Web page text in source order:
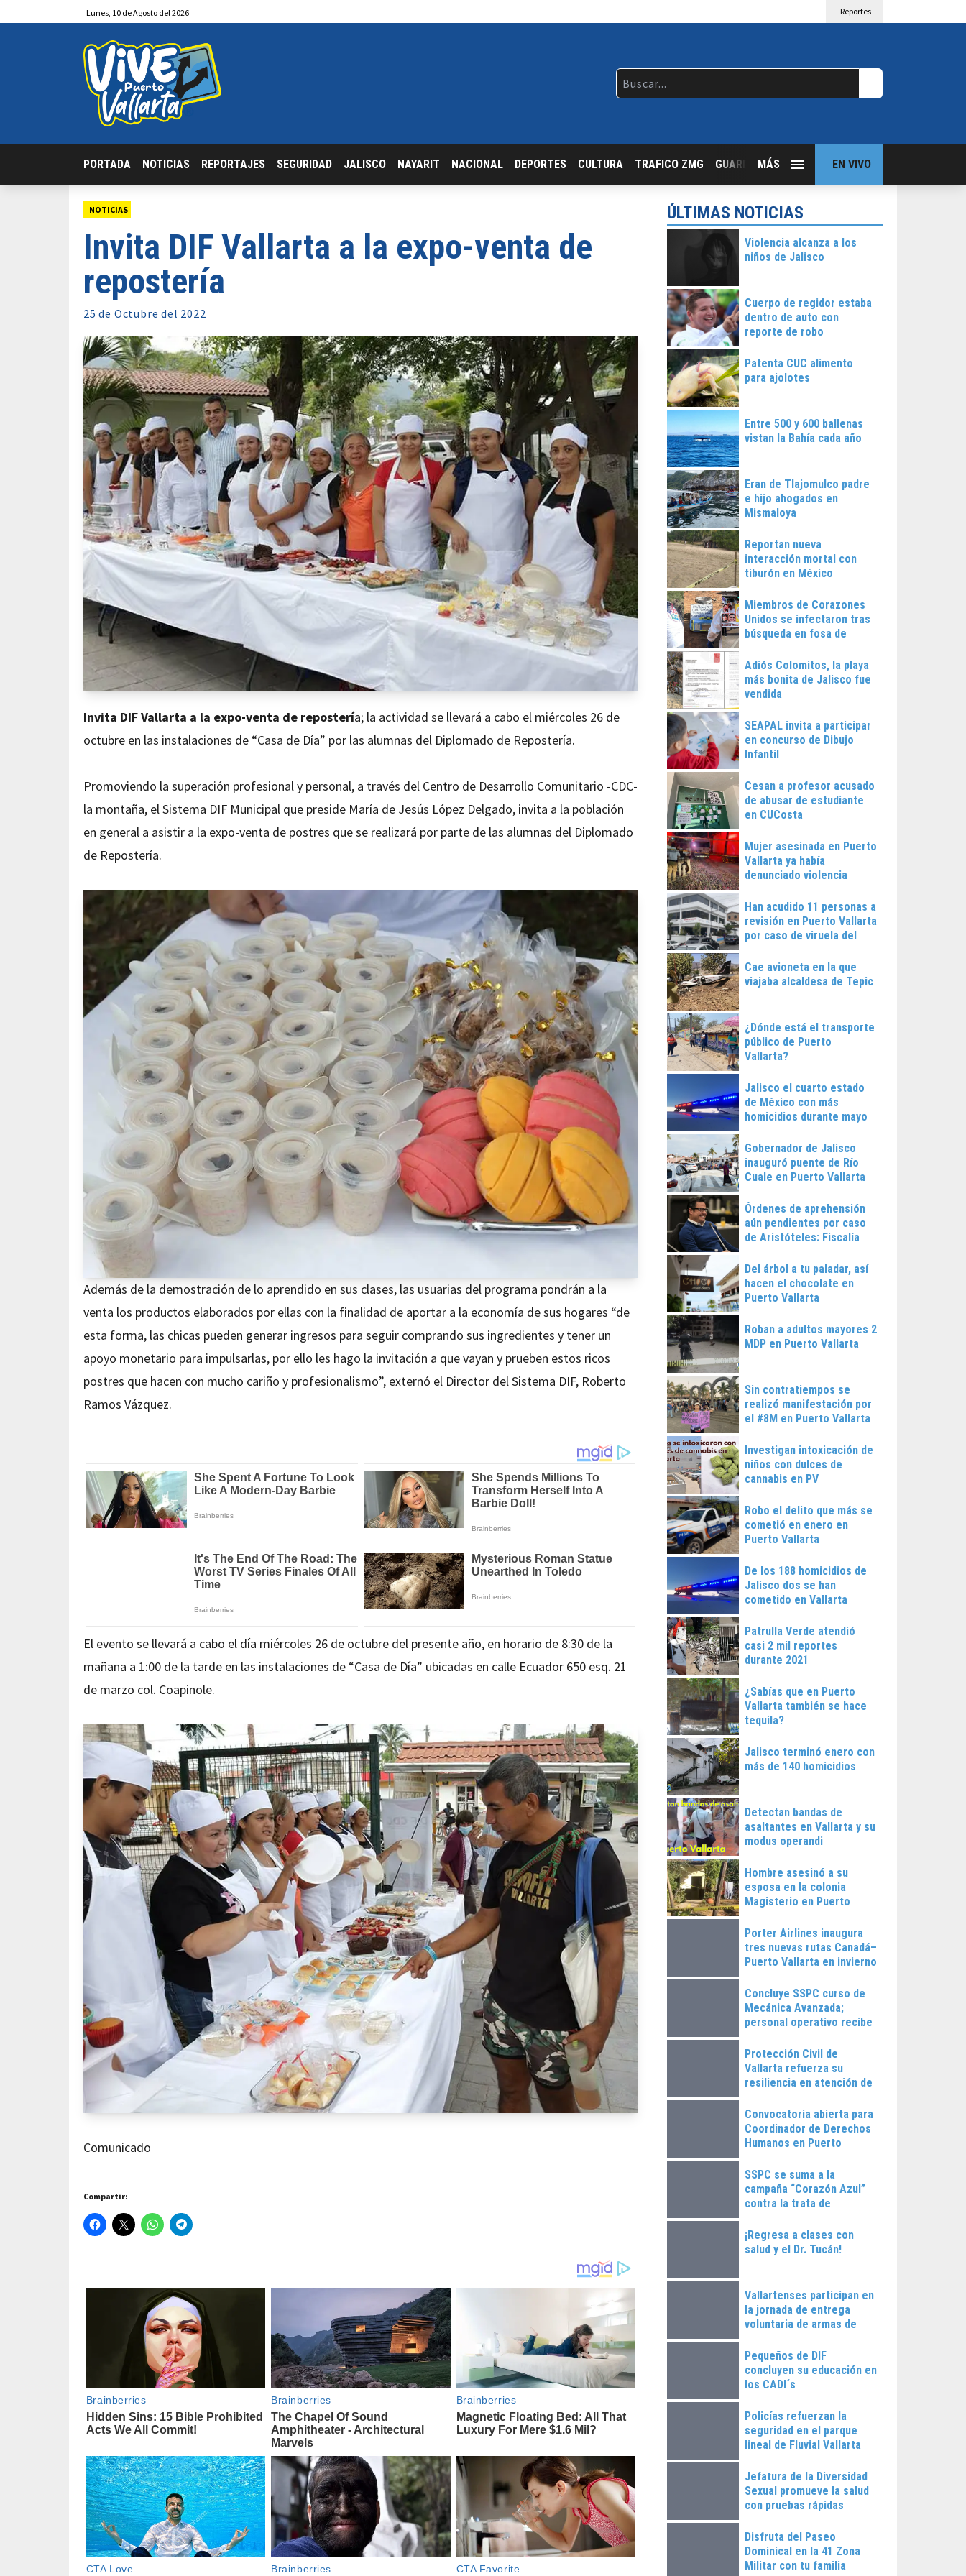
Lunes, 10 deAgosto del 2026 Reportes
PORTADA NOTICIAS REPORTAJES SEGURIDAD JALISCO NAYARIT NACIONAL DEPORTES CULTURA TRAFICO ZMG GUARDIA NOCTURNA GUADALAJARA FOLLOW
MÁS EN VIVO
NOTICIAS
Invita DIF Vallarta a la expo-venta de
repostería
25 de Octubre del 2022
Invita DIF Vallarta a la expo-venta de repostería; la actividad se llevará a cabo el miércoles 26 de
octubre en las instalaciones de “Casa de Día” por las alumnas del Diplomado de Repostería.
Promoviendo la superación profesional y personal, a través del Centro de Desarrollo Comunitario -CDC-
la montaña, el Sistema DIF Municipal que preside María de Jesús López Delgado, invita a la población
en general a asistir a la expo-venta de postres que se realizará por parte de las alumnas del Diplomado
de Repostería.
Además de la demostración de lo aprendido en sus clases, las usuarias del programa pondrán a la
venta los productos elaborados por ellas con la finalidad de aportar a la economía de sus hogares “de
esta forma, las chicas pueden generar ingresos para seguir comprando sus ingredientes y tener un
apoyo monetario para impulsarlas, por ello les hago la invitación a que vayan y prueben estos ricos
postres que hacen con mucho cariño y profesionalismo”, externó el Director del Sistema DIF, Roberto
Ramos Vázquez.
El evento se llevará a cabo el día miércoles 26 de octubre del presente año, en horario de 8:30 de la
mañana a 1:00 de la tarde en las instalaciones de “Casa de Día” ubicadas en calle Ecuador 650 esq. 21
de marzo col. Coapinole.
Comunicado
Compartir:
ÚLTIMAS NOTICIAS
Violencia alcanza a los
niños de Jalisco
Cuerpo de regidor estaba
dentro de auto con
reporte de robo
Patenta CUC alimento
para ajolotes
Entre 500 y 600 ballenas
vistan la Bahía cada año
Eran de Tlajomulco padre
e hijo ahogados en
Mismaloya
Reportan nueva
interacción mortal con
tiburón en México
Miembros de Corazones
Unidos se infectaron tras
búsqueda en fosa de
Adiós Colomitos, la playa
más bonita de Jalisco fue
vendida
SEAPAL invita a participar
en concurso de Dibujo
Infantil
Cesan a profesor acusado
de abusar de estudiante
en CUCosta
Mujer asesinada en Puerto
Vallarta ya había
denunciado violencia
Han acudido 11 personas a
revisión en Puerto Vallarta
por caso de viruela del
Cae avioneta en la que
viajaba alcaldesa de Tepic
¿Dónde está el transporte
público de Puerto
Vallarta?
Jalisco el cuarto estado
de México con más
homicidios durante mayo
Gobernador de Jalisco
inauguró puente de Río
Cuale en Puerto Vallarta
Órdenes de aprehensión
aún pendientes por caso
de Aristóteles: Fiscalía
Del árbol a tu paladar, así
hacen el chocolate en
Puerto Vallarta
Roban a adultos mayores 2
MDP en Puerto Vallarta
Sin contratiempos se
realizó manifestación por
el #8M en Puerto Vallarta
Investigan intoxicación de
niños con dulces de
cannabis en PV
Robo el delito que más se
cometió en enero en
Puerto Vallarta
De los 188 homicidios de
Jalisco dos se han
cometido en Vallarta
Patrulla Verde atendió
casi 2 mil reportes
durante 2021
¿Sabías que en Puerto
Vallarta también se hace
tequila?
Jalisco terminó enero con
más de 140 homicidios
Detectan bandas de
asaltantes en Vallarta y su
modus operandi
Hombre asesinó a su
esposa en la colonia
Magisterio en Puerto
Porter Airlines inaugura
tres nuevas rutas Canadá–
Puerto Vallarta en invierno
Concluye SSPC curso de
Mecánica Avanzada;
personal operativo recibe
Protección Civil de
Vallarta refuerza su
resiliencia en atención de
Convocatoria abierta para
Coordinador de Derechos
Humanos en Puerto
SSPC se suma a la
campaña “Corazón Azul”
contra la trata de
¡Regresa a clases con
salud y el Dr. Tucán!
Vallartenses participan en
la jornada de entrega
voluntaria de armas de
Pequeños de DIF
concluyen su educación en
los CADI´s
Policías refuerzan la
seguridad en el parque
lineal de Fluvial Vallarta
Jefatura de la Diversidad
Sexual promueve la salud
con pruebas rápidas
Disfruta del Paseo
Dominical en la 41 Zona
Militar con tu familia